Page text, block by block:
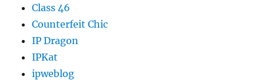
Class 46
Counterfeit Chic
IP Dragon
IPKat
ipweblog